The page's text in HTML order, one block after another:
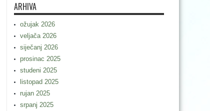
ARHIVA
ožujak 2026
veljača 2026
siječanj 2026
prosinac 2025
studeni 2025
listopad 2025
rujan 2025
srpanj 2025